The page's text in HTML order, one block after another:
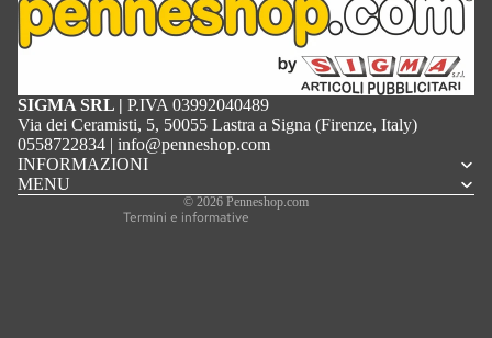
SIGMA SRL | P.IVA 03992040489
Via dei Ceramisti, 5, 50055 Lastra a Signa (Firenze, Italy)
0558722834 | info@penneshop.com
INFORMAZIONI
MENU
© 2026 Penneshop.com
Termini e informative
Informativa sulla privacy
Termini e condizioni del servizio
Informativa sulle spedizioni
Recapiti
Informativa sui rimborsi
Informativa legale